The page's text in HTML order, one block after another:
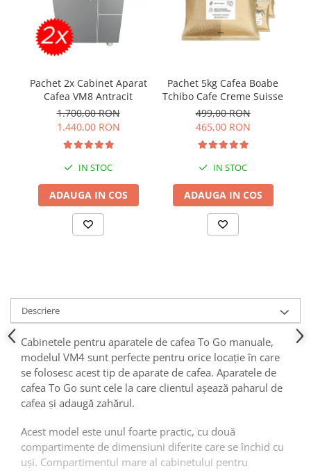
Pachet 2x Cabinet Aparat
Cafea VM8 Antracit
1.700,00 RON
1.440,00 RON
IN STOC
ADAUGA IN COS
Pachet 5kg Cafea Boabe
Tchibo Cafe Creme Suisse
499,00 RON
465,00 RON
IN STOC
ADAUGA IN COS
Descriere
Cabinetele pentru aparatele de cafea To Go manuale,
modelul VM4 sunt perfecte pentru orice locație în care
se folosesc acest tip de aparate de cafea. Aparatele de
cafea To Go sunt cele la care clientul așează paharul de
cafea și adaugă zahărul.
Acest model este unul foarte practic, cu două
compartimente de dimensiuni diferite care se închid cu
uși. Compartimentul mare al cabinetului pentru